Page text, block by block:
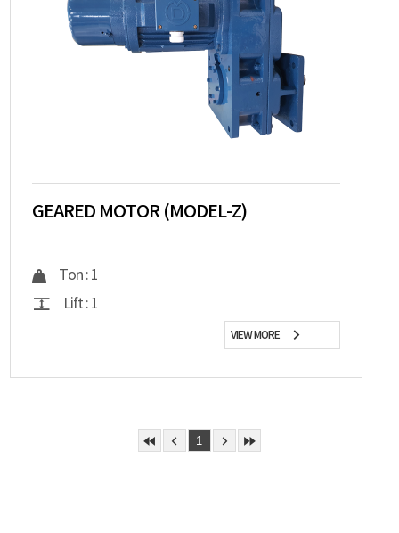
GEARED MOTOR (MODEL-Z)
Ton : 1
Lift : 1
VIEW MORE
1